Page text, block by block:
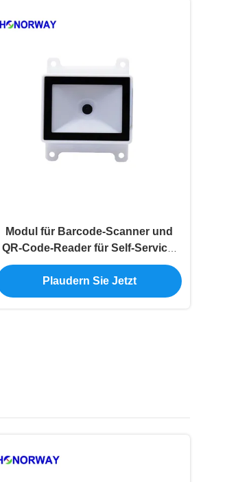
Modul für Barcode-Scanner und
QR-Code-Reader für Self-Service-
Kioske / Zahlungsterminals
Plaudern Sie Jetzt